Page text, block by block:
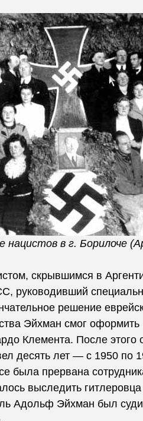
нацистов в г. Борилоче
скрывшимся в
руководивший
решение
Эйхман смог
Клемента. После этого
десять лет — с 1950 по
была прервана
выследить гитлеровца
Адольф Эйхман был